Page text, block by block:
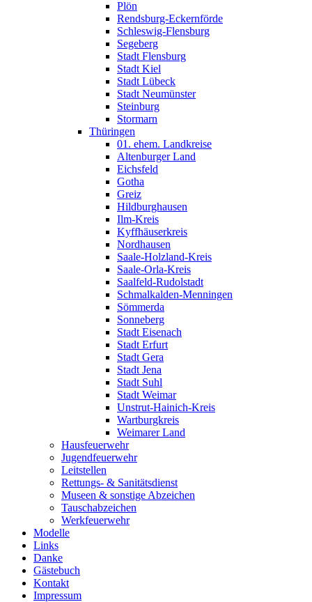
Plön
Rendsburg-Eckernförde
Schleswig-Flensburg
Segeberg
Stadt Flensburg
Stadt Kiel
Stadt Lübeck
Stadt Neumünster
Steinburg
Stormarn
Thüringen
01. ehem. Landkreise
Altenburger Land
Eichsfeld
Gotha
Greiz
Hildburghausen
Ilm-Kreis
Kyffhäuserkreis
Nordhausen
Saale-Holzland-Kreis
Saale-Orla-Kreis
Saalfeld-Rudolstadt
Schmalkalden-Menningen
Sömmerda
Sonneberg
Stadt Eisenach
Stadt Erfurt
Stadt Gera
Stadt Jena
Stadt Suhl
Stadt Weimar
Unstrut-Hainich-Kreis
Wartburgkreis
Weimarer Land
Hausfeuerwehr
Jugendfeuerwehr
Leitstellen
Rettungs- & Sanitätsdienst
Museen & sonstige Abzeichen
Tauschabzeichen
Werkfeuerwehr
Modelle
Links
Danke
Gästebuch
Kontakt
Impressum